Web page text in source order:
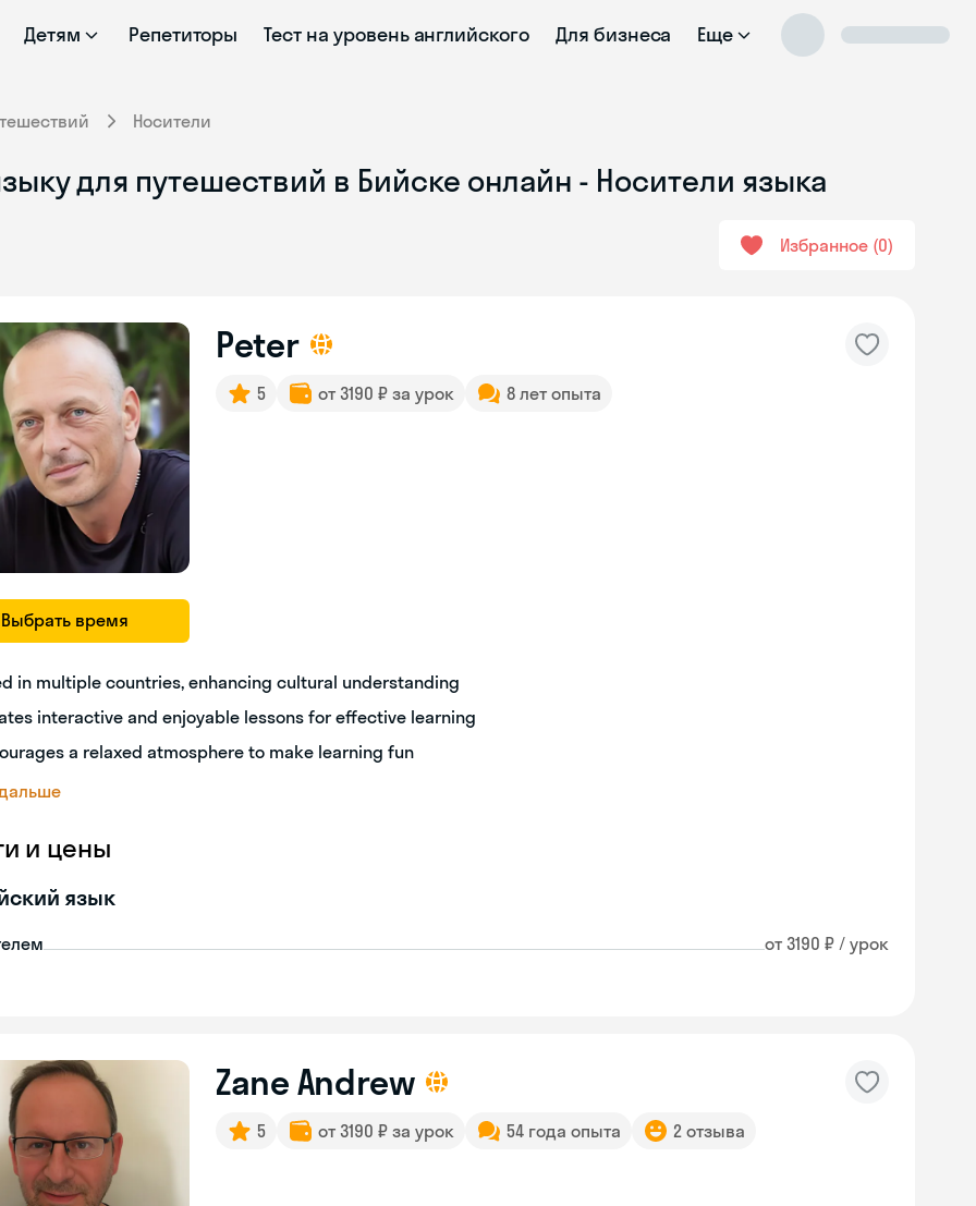
Детям Репетиторы Тест на уровень английского Для бизнеса Еще
Носители
для путешествий в Бийске онлайн - Носители языка
Избранное 0
Выбрать время
Peter
5 от 3190 ₽ за урок 8 лет опыта
in multiple countries, enhancing cultural understanding
interactive and enjoyable lessons for effective learning
a relaxed atmosphere to make learning fun
и цены
язык
от 3190 ₽ / урок
Zane Andrew
5 от 3190 ₽ за урок 54 года опыта 2 отзыва